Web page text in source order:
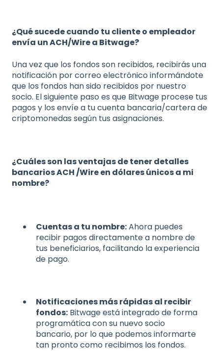
¿Qué sucede cuando tu cliente o empleador
envía un ACH/Wire a Bitwage?
Una vez que los fondos son recibidos, recibirás una
notificación por correo electrónico informándote
que los fondos han sido recibidos por nuestro
socio. El siguiente paso es que Bitwage procese tus
pagos y los envíe a tu cuenta bancaria/cartera de
criptomonedas según tus asignaciones.
¿Cuáles son las ventajas de tener detalles
bancarios ACH /Wire en dólares únicos a mi
nombre?
Cuentas a tu nombre:Ahora puedes
recibir pagos directamente a nombre de
tus beneficiarios, facilitando la experiencia
de pago.
Notificaciones más rápidas al recibir
fondos: Bitwage está integrado de forma
programática con su nuevo socio
bancario, por lo que podemos informarte
tan pronto como recibimos los fondos.